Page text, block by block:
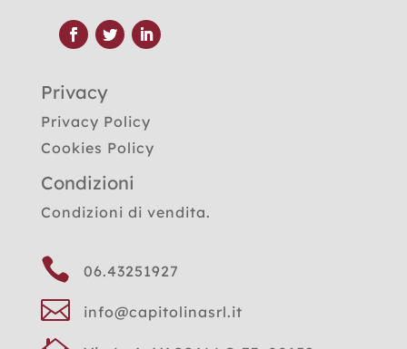
Privacy
Privacy Policy
Cookies Policy
Condizioni
Condizioni di vendita.
 06.43251927
 info@capitolinasrl.it